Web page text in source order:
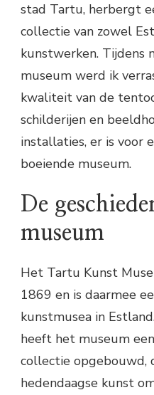
stad Tartu, herbergt
collectie van zowel
kunstwerken. Tijdens
museum werd ik
kwaliteit van de
schilderijen en
installaties, er is voor
boeiende museum.
De
museum
Het Tartu Kunst
1869 en is daarmee
kunstmusea in
heeft het museum
collectie opgebouwd,
hedendaagse kunst